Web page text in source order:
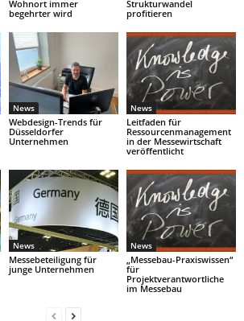
Wohnort immer
begehrter wird
Strukturwandel
profitieren
News
Webdesign-Trends für
Düsseldorfer
Unternehmen
News
Leitfaden für
Ressourcenmanagement
in der Messewirtschaft
veröffentlicht
News
Messebeteiligung für
junge Unternehmen
News
„Messebau-Praxiswissen“
für
Projektverantwortliche
im Messebau